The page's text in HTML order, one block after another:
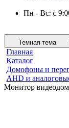
Пн - Вс: с
Темная тема
Главная
Каталог
Домофоны и
AHD и
Монитор